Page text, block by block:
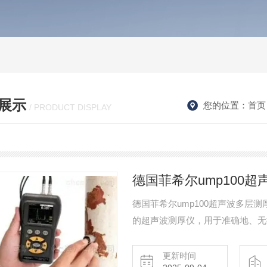
示 / PRODUCT DISPLAY 您的位置： 首页
德国菲希尔ump100超
德国菲希尔ump100超声波多层测
的超声波测厚仪，用于准确地、
更新时间